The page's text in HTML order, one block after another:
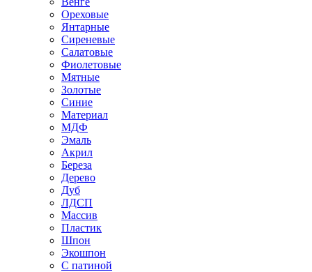
Ореховые
Янтарные
Сиреневые
Салатовые
Фиолетовые
Мятные
Золотые
Синие
Материал
МДФ
Эмаль
Акрил
Береза
Дерево
Дуб
ЛДСП
Массив
Пластик
Шпон
Экошпон
С патиной